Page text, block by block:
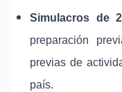
Simulacros de
preparación
previas de
país.